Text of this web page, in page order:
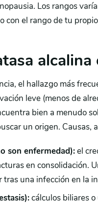
Los rangos
con el rango de tu
alcalina
el hallazgo más
leve (menos de
bien a menudo
un origen. Causas,
son enfermedad):el
en consolidación.
tras una infección en la
cálculos biliares